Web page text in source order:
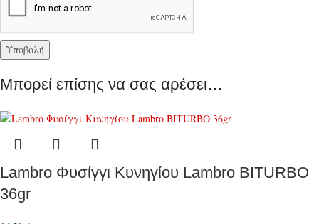
Μπορεί επίσης να σας αρέσει…
Lambro Φυσίγγι Κυνηγίου Lambro BITURBO
36gr